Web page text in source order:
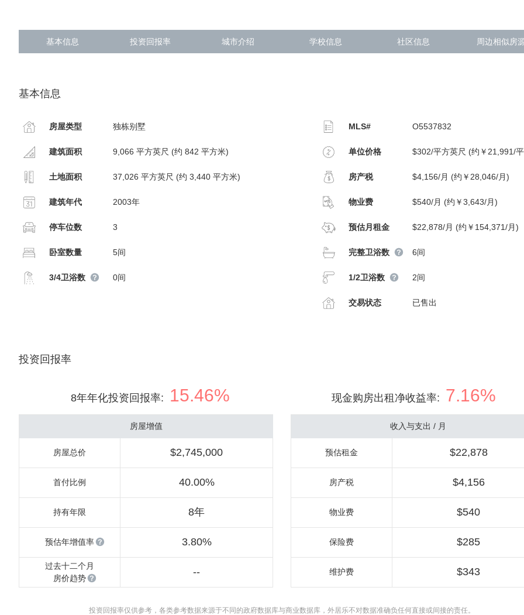
基本信息 投资回报率 城市介绍 学校信息 社区信息 周边相似房
基本信息
房屋类型 独栋别墅
建筑面积 9,066 平方英尺 (约 842 平方米)
土地面积 37,026 平方英尺 (约 3,440 平方米)
建筑年代 2003年
停车位数 3
卧室数量 5间
3/4卫浴数 0间
MLS# O5537832
单位价格 $302/平方英尺 (约￥21,991/
房产税 $4,156/月 (约￥28,046/月)
物业费 $540/月 (约￥3,643/月)
预估月租金 $22,878/月 (约￥154,371/月)
完整卫浴数 6间
1/2卫浴数 2间
交易状态 已售出
投资回报率
8年年化投资回报率: 15.46% 现金购房出租净收益率: 7.16%
房屋增值
房屋总价 $2,745,000
首付比例 40.00%
持有年限 8年
预估年增值率 3.80%
过去十二个月
房价趋势
--
收入与支出 / 月
预估租金 $22,878
房产税 $4,156
物业费 $540
保险费 $285
维护费 $343
投资回报率仅供参考，各类参考数据来源于不同的政府数据库与商业数据库，外居乐不对数据准确负任何直接或间接的责任。